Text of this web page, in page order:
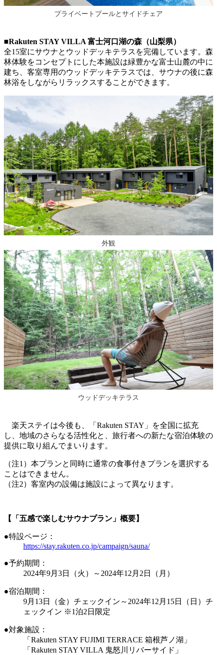
プライベートプールとサイドチェア
■Rakuten STAY VILLA 富士河口湖の森（山梨県）
全15室にサウナとウッドデッキテラスを完備しています。森
林体験をコンセプトにした本施設は緑豊かな富士山麓の中に
建ち、客室専用のウッドデッキテラスでは、サウナの後に森
林浴をしながらリラックスすることができます。
外観
ウッドデッキテラス
楽天ステイは今後も、「Rakuten STAY」を全国に拡充
し、地域のさらなる活性化と、旅行者への新たな宿泊体験の
提供に取り組んでまいります。
（注1）本プランと同時に通常の食事付きプランを選択する
ことはできません。
（注2）客室内の設備は施設によって異なります。
【「五感で楽しむサウナプラン」概要】
●特設ページ：
https://stay.rakuten.co.jp/campaign/sauna/
●予約期間：
2024年9月3日（火）～2024年12月2日（月）
●宿泊期間：
9月13日（金）チェックイン～2024年12月15日（日）チ
ェックイン ※1泊2日限定
●対象施設：
「Rakuten STAY FUJIMI TERRACE 箱根芦ノ湖」
「Rakuten STAY VILLA 鬼怒川リバーサイド」